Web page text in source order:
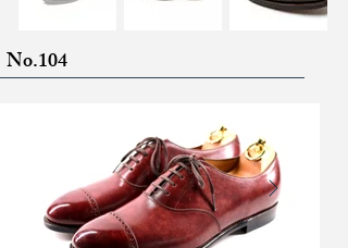
​No.104